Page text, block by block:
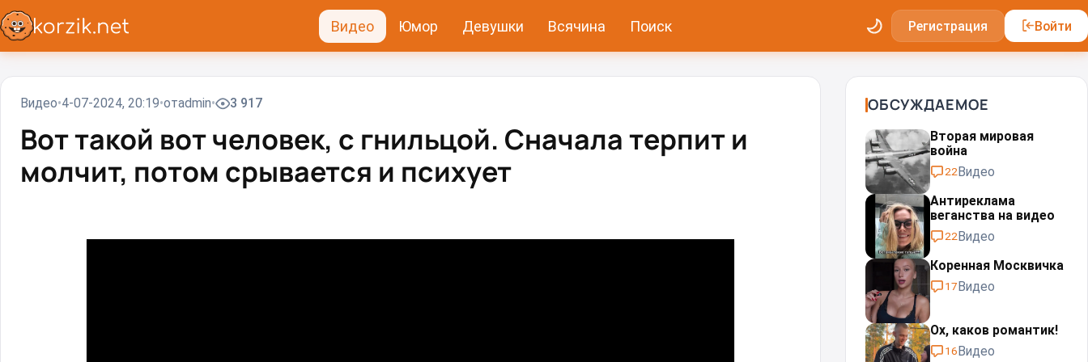
Видео Юмор Девушки Всячина Поиск Регистрация Войти
Видео 4-07-2024, 20:19 отadmin 3 917
Вот такой вот человек, с гнильцой. Сначала терпит и
молчит, потом срывается и психует
ОБСУЖДАЕМОЕ
Вторая мировая
война
22Видео
Антиреклама
веганства на видео
22Видео
Коренная Москвичка
17Видео
Ох, каков романтик!
16Видео